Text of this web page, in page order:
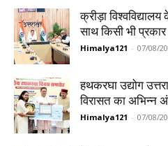
क्रीड़ा विश्वविद्यालय
साथ किसी भी
Himalya121 - 07/08/
हथकरघा उद्योग
विरासत का अभिन्न
Himalya121 - 07/08/